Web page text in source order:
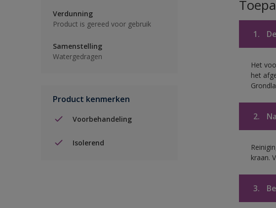
Verdunning
Product is gereed voor gebruik
Samenstelling
Watergedragen
Product kenmerken
Voorbehandeling
Isolerend
1.
Het
het
2.
kraan.
3.